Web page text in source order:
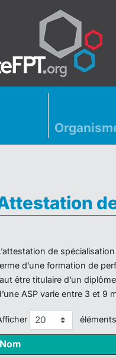
de
d’une formation de
être titulaire d’un
ASP varie entre 3 et 9
éléments
Nom